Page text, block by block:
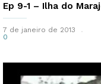
Ep 9-1 – Ilha do
7 de janeiro de 2013
0